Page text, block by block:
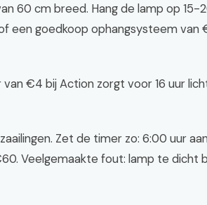
60 cm breed. Hang de lamp op 15-
een goedkoop ophangsysteem van
€4 bij Action zorgt voor 16 uur
Zet de timer zo: 6:00 uur
Veelgemaakte fout: lamp te dicht